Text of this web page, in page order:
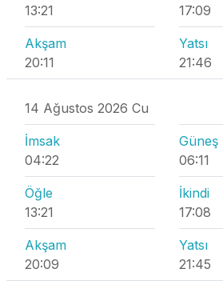
13:21
17:09
Akşam
20:11
Yatsı
21:46
14 Ağustos 2026 Cu
İmsak
04:22
Güneş
06:11
Öğle
13:21
İkindi
17:08
Akşam
20:09
Yatsı
21:45